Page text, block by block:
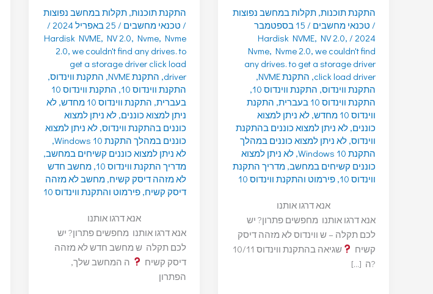
התקנת תוכנות,תקלות במחשב נפוצות
/ טכנאי מחשבים /
15 בספטמבר
2024
/
Hardisk NVME, NV 2.0,
Nvme, Nvme 2.0, we couldn't find
any drives. to get a storage driver
click load driver
, התקנת NVME
,
התקנת ווינדוס, התקנת ווינדוס 10
,
התקנת ווינדוס 10 בעברית
, התקנת
ווינדוס 10 מחדש
,לא ניתן למצוא
כוננים,לא ניתן למצוא כוננים בהתקנת
ווינדוס,לא ניתן למצוא כוננים במהלך
התקנת Windows 10
,לא ניתן למצוא
כוננים קשיחים במחשב,מדריך התקנת
ווינדוס 10
,פירמוט והתקנת ווינדוס 10
אנא דרגו אותנו
אנא דרגו אותנו מחפשים פתרון? יש
לכם תקלה – ש ווינדוס לא מזהה דיסק
קשיח
שגיאה בהתקנת ווינדוס 10/11
?ה […]
התקנת תוכנות,תקלות במחשב נפוצות
/ טכנאי מחשבים / 25 באפריל 2024
/
Hardisk NVME, NV 2.0, Nvme, Nvme
2.0, we couldn't find any drives. to
get a storage driver click load
driver
, התקנת NVME , התקנת ווינדוס,
התקנת ווינדוס 10
,
התקנת ווינדוס 10
בעברית, התקנת ווינדוס 10 מחדש ,לא
ניתן למצוא כוננים,לא ניתן למצוא
כוננים בהתקנת ווינדוס,לא ניתן למצוא
כוננים במהלך התקנת Windows 10
,
לא ניתן למצוא כוננים קשיחים במחשב,
מדריך התקנת ווינדוס 10
,מחשב חדש
לא מזהה דיסק קשיח,מחשב לא מזהה
דיסק קשיח,פירמוט והתקנת ווינדוס 10
אנא דרגו אותנו
אנא דרגו אותנו מחפשים פתרון? יש
לכם תקלה ש מחשב חדש לא מזהה
דיסק קשיח
ה המחשב שלך,
הפתרון